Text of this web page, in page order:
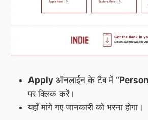
Applyऑनलाईन के टैब में “
पर क्लिक करें।
यहाँ मांगे गए जानकारी को भरना होगा।